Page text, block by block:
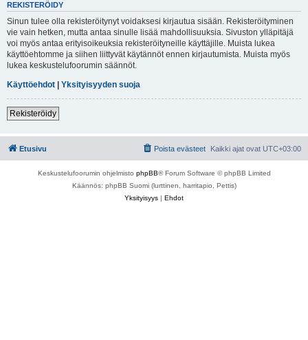
REKISTERÖIDY
Sinun tulee olla rekisteröitynyt voidaksesi kirjautua sisään. Rekisteröityminen
vie vain hetken, mutta antaa sinulle lisää mahdollisuuksia. Sivuston ylläpitäjä
voi myös antaa erityisoikeuksia rekisteröityneille käyttäjille. Muista lukea
käyttöehtomme ja siihen liittyvät käytännöt ennen kirjautumista. Muista myös
lukea keskustelufoorumin säännöt.
Käyttöehdot | Yksityisyyden suoja
Rekisteröidy
Etusivu Kaikki ajat ovat UTC+03:00
Poista evästeet
Keskustelufoorumin ohjelmisto phpBB® Forum Software © phpBB Limited
Käännös: phpBB Suomi (lurttinen, harritapio, Pettis)
Yksityisyys | Ehdot